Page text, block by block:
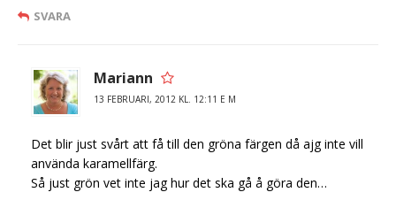
SVARA
Mariann
13 FEBRUARI, 2012 KL. 12:11 E M
Det blir just svårt att få till den gröna färgen då ajg inte vill
använda karamellfärg.
Så just grön vet inte jag hur det ska gå å göra den…